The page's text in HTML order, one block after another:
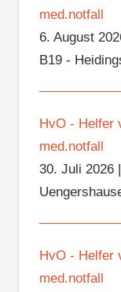
med.notfall
6. August
B19 -
HvO - Helfer
med.notfall
30. Juli 2026|
HvO - Helfer
med.notfall